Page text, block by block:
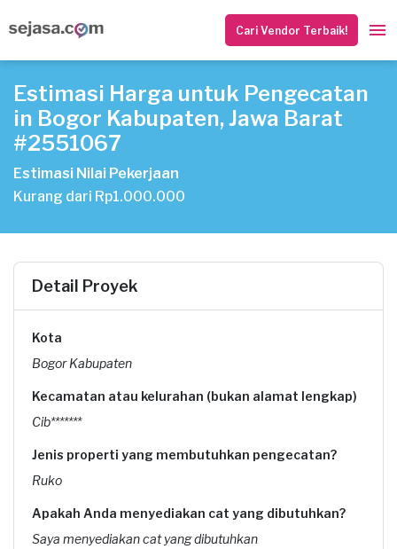
Cari Vendor Terbaik!
Estimasi Harga untuk Pengecatan
in Bogor Kabupaten, Jawa Barat
#2551067
Estimasi Nilai Pekerjaan
Kurang dari Rp1.000.000
Detail Proyek
Kota
Bogor Kabupaten
Kecamatan atau kelurahan (bukan alamat lengkap)
Cib*******
Jenis properti yang membutuhkan pengecatan?
Ruko
Apakah Anda menyediakan cat yang dibutuhkan?
Saya menyediakan cat yang dibutuhkan